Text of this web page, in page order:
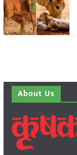
About Us